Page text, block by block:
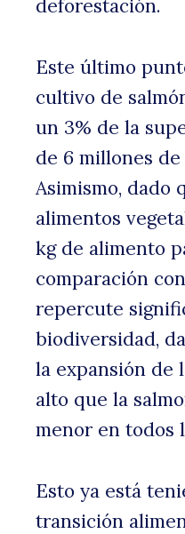
deforestación.
Este último
cultivo de
un 3% de la
de 6 millones
Asimismo, dado
alimentos
kg de alimento
comparación
repercute
biodiversidad,
la expansión de
alto que la
menor en todos
Esto ya está
transición